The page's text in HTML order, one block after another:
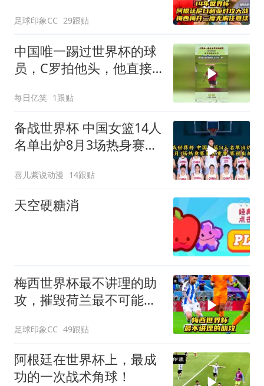
足球印象CC 29跟贴
中国唯一踢过世界杯的球
员，C罗拍他头，他直接
每日亿笑 1跟贴
备战世界杯 中国女篮14人
名单出炉8月3场热身赛至
喜儿紫说动漫 14跟贴
天空硬糖消
梅西世界杯最不讲理的助
攻，摧毁荷兰最不可能的
足球印象CC 49跟贴
阿根廷在世界杯上，最成
功的一次战术角球！